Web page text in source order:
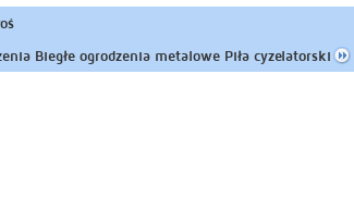
Biegłe ogrodzenia metalowe Piła cyzelatorski